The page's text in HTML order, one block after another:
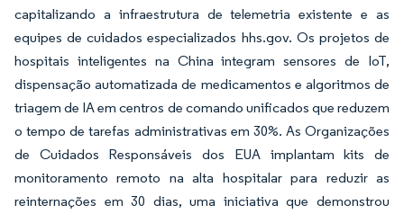
capitalizando a infraestrutura de telemetria existente e as
equipes de cuidados especializados hhs.gov. Os projetos de
hospitais inteligentes na China integram sensores de IoT,
dispensação automatizada de medicamentos e algoritmos de
triagem de IA em centros de comando unificados que reduzem
o tempo de tarefas administrativas em 30%. As Organizações
de Cuidados Responsáveis dos EUA implantam kits de
monitoramento remoto na alta hospitalar para reduzir as
reinternações em 30 dias, uma iniciativa que demonstrou